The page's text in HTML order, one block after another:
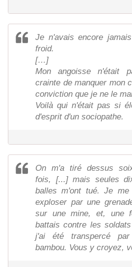
Je n'avais encore
froid.
[…]
Mon angoisse n'était
crainte de manquer mon
conviction que je ne le
Voilà qui n'était pas si
d'esprit d'un sociopathe.
On m'a tiré dessus
fois, [...] mais seules
balles m'ont tué. Je
exploser par une
sur une mine, et, une
battais contre les
j'ai été transpercé
bambou. Vous y croyez,